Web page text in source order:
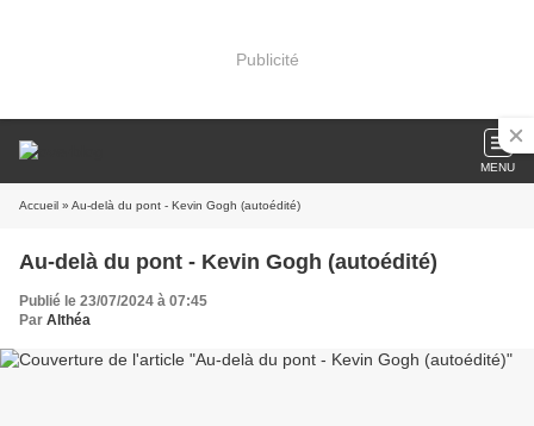
Publicité
MENU
Accueil » Au-delà du pont - Kevin Gogh (autoédité)
Au-delà du pont - Kevin Gogh (autoédité)
Publié le 23/07/2024 à 07:45
Par Althéa